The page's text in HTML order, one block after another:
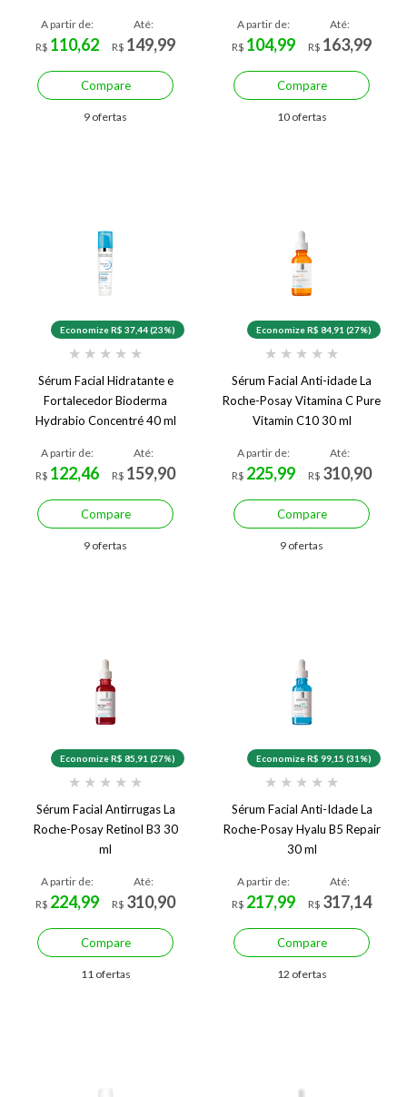
A partir de:
R$ 110,62
Até:
R$ 149,99
Compare
9 ofertas
A partir de:
R$ 104,99
Até:
R$ 163,99
Compare
10 ofertas
Economize R$ 37,44 (23%)
★ ★ ★ ★ ★
Sérum Facial Hidratante e
Fortalecedor Bioderma
Hydrabio Concentré 40 ml
A partir de:
R$ 122,46
Até:
R$ 159,90
Compare
9 ofertas
Economize R$ 84,91 (27%)
★ ★ ★ ★ ★
Sérum Facial Anti-idade La
Roche-Posay Vitamina C Pure
Vitamin C10 30 ml
A partir de:
R$ 225,99
Até:
R$ 310,90
Compare
9 ofertas
Economize R$ 85,91 (27%)
★ ★ ★ ★ ★
Sérum Facial Antirrugas La
Roche-Posay Retinol B3 30
ml
A partir de:
R$ 224,99
Até:
R$ 310,90
Compare
11 ofertas
Economize R$ 99,15 (31%)
★ ★ ★ ★ ★
Sérum Facial Anti-Idade La
Roche-Posay Hyalu B5 Repair
30 ml
A partir de:
R$ 217,99
Até:
R$ 317,14
Compare
12 ofertas